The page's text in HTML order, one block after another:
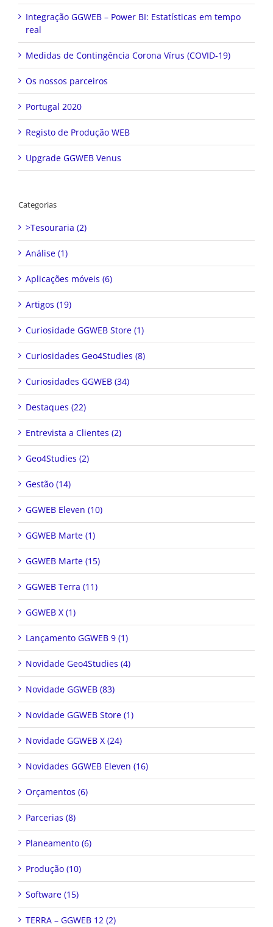
Integração GGWEB – Power BI: Estatísticas em tempo
real
Medidas de Contingência Corona Vírus (COVID-19)
Os nossos parceiros
Portugal 2020
Registo de Produção WEB
Upgrade GGWEB Venus
Categorias
>Tesouraria (2)
Análise (1)
Aplicações móveis (6)
Artigos (19)
Curiosidade GGWEB Store (1)
Curiosidades Geo4Studies (8)
Curiosidades GGWEB (34)
Destaques (22)
Entrevista a Clientes (2)
Geo4Studies (2)
Gestão (14)
GGWEB Eleven (10)
GGWEB Marte (1)
GGWEB Marte (15)
GGWEB Terra (11)
GGWEB X (1)
Lançamento GGWEB 9 (1)
Novidade Geo4Studies (4)
Novidade GGWEB (83)
Novidade GGWEB Store (1)
Novidade GGWEB X (24)
Novidades GGWEB Eleven (16)
Orçamentos (6)
Parcerias (8)
Planeamento (6)
Produção (10)
Software (15)
TERRA – GGWEB 12 (2)